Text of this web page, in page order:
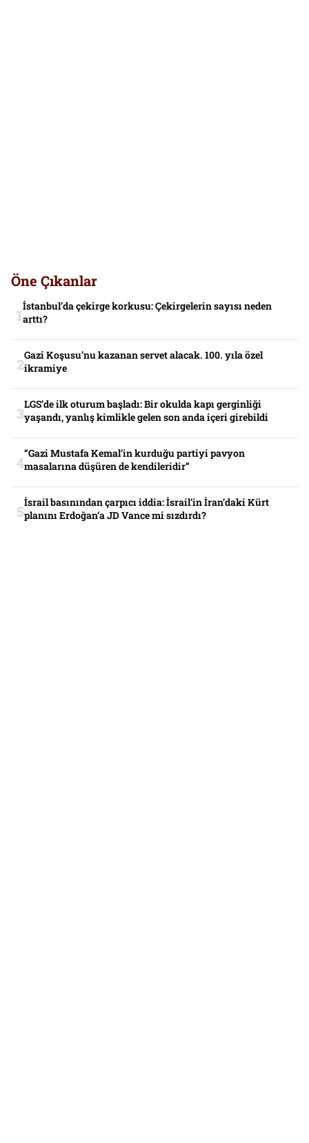
Öne Çıkanlar
İstanbul’da çekirge korkusu: Çekirgelerin sayısı neden
arttı?
Gazi Koşusu’nu kazanan servet alacak. 100. yıla özel
ikramiye
LGS’de ilk oturum başladı: Bir okulda kapı gerginliği
yaşandı, yanlış kimlikle gelen son anda içeri girebildi
“Gazi Mustafa Kemal’in kurduğu partiyi pavyon
masalarına düşüren de kendileridir”
İsrail basınından çarpıcı iddia: İsrail’in İran’daki Kürt
planını Erdoğan’a JD Vance mi sızdırdı?